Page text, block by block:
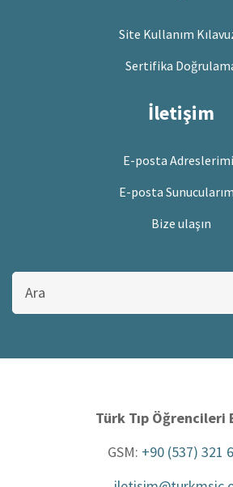
Site Kullanım
Sertifika
İletişim
E-posta
E-posta
Bize ulaşın
Bu
sitede
ara
Türk Tıp Öğrencileri
GSM: +90 (537) 321